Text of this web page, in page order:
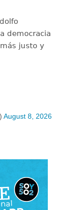
democracia
justo y
August 8, 2026